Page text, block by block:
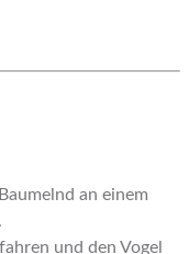
an einem
und den Vogel